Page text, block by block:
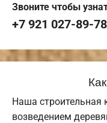
Звоните чтобы
+7 921 027-89-78
Наша строительная
возведением